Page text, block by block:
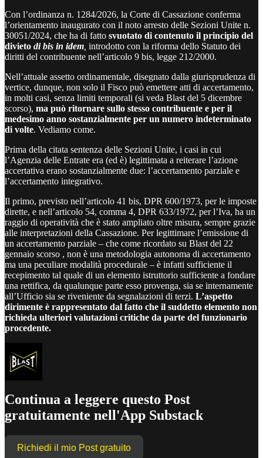
Con l’ordinanza n. 1284/2026, la Corte di Cassazione conferma
l’orientamento inaugurato con il noto arresto delle Sezioni Unite n.
30051/2024, che ha di fatto svuotato di contenuto il principio del
divieto di bis in idem introdotto con la riforma dello Statuto dei
diritti del contribuente nell’articolo 9 bis, legge 212/2000.
Nell’attuale assetto ordinamentale, disegnato dalla giurisprudenza di
vertice, dunque, non solo il Fisco può emettere atti di accertamento,
in molti casi, senza limiti temporali (si veda Blast del 5 dicembre
scorso), ma può ritornare sullo stesso contribuente e per il
medesimo anno sostanzialmente per un numero indeterminato
di volte. Vediamo come.
Prima della citata sentenza delle Sezioni Unite, i casi in cui
l’Agenzia delle Entrate era (ed è) legittimata a reiterare l’azione
accertativa erano sostanzialmente due: l’accertamento parziale e
l’accertamento integrativo.
Il primo, previsto nell’articolo 41 bis, DPR 600/1973, per le imposte
dirette, e nell’articolo 54, comma 4, DPR 633/1972, per l’Iva, ha un
raggio di operatività che è stato ampliato oltre misura, sempre grazie
alle interpretazioni della Cassazione. Per legittimare l’emissione di
un accertamento parziale – che come ricordato su Blast del 22
gennaio scorso , non è una metodologia autonoma di accertamento
ma una peculiare modalità procedurale – è infatti sufficiente il
recepimento tal quale di un elemento istruttorio sufficiente a fondare
una rettifica, da qualunque parte esso provenga, sia se internamente
all’Ufficio sia se riveniente da segnalazioni di terzi. L’aspetto
dirimente è rappresentato dal fatto che il suddetto elemento non
richieda ulteriori valutazioni critiche da parte del funzionario
procedente.
Continua a leggere questo Post
gratuitamente nell'App Substack
Richiedi il mio Post gratuito